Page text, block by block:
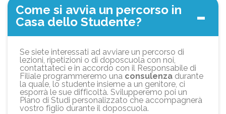
Come si avvia un percorso in
Casa dello Studente?
Se siete interessati ad avviare un percorso di
lezioni, ripetizioni o di doposcuola con noi,
contattateci e in accordo con il Responsabile di
Filiale programmeremo una consulenza durante
la quale, lo studente insieme a un genitore, ci
esporrà le sue difficoltà. Svilupperemo poi un
Piano di Studi personalizzato che accompagnerà
vostro figlio durante il doposcuola.